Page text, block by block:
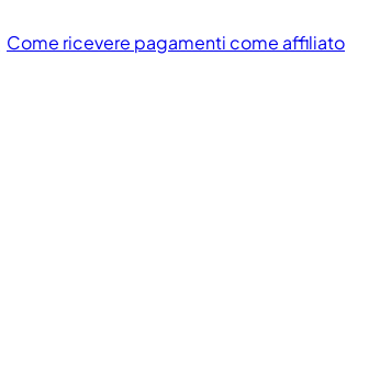
Come ricevere pagamenti come affiliato